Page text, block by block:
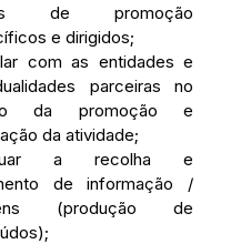
de promoção
e dirigidos;
com as entidades e
parceiras no
da promoção e
da atividade;
a recolha e
de informação /
(produção de